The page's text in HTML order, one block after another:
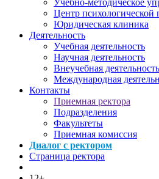
Центр
Юридическая клиника
Деятельность
Учебная деятельность
Научная деятельность
Внеучебная деятельность
Международная
Контакты
Приемная ректора
Подразделения
Факультеты
Приемная комиссия
Диалог с ректором
Страница ректора